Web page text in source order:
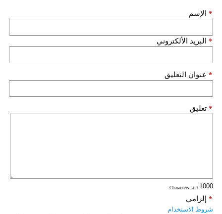
الإسم *
البريد الألكتروني *
عنوان التعليق *
تعليق *
: Characters Left
إلزامي *
شروط الاستخدام